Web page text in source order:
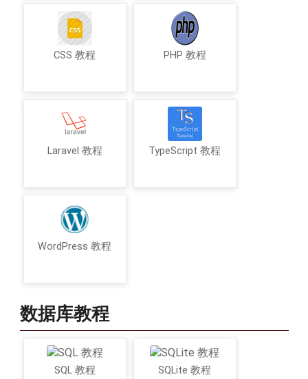
CSS 教程 PHP 教程
Laravel 教程 TypeScript 教程
WordPress 教程
数据库教程
SQL 教程 SQLite 教程